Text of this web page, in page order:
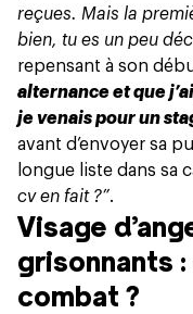
reçues. Mais la
bien, tu es un peu
repensant à son
alternance et que
je venais pour un
avant d’envoyer sa
longue liste dans sa
cv en fait ?”.
Visage
grisonnants
combat ?